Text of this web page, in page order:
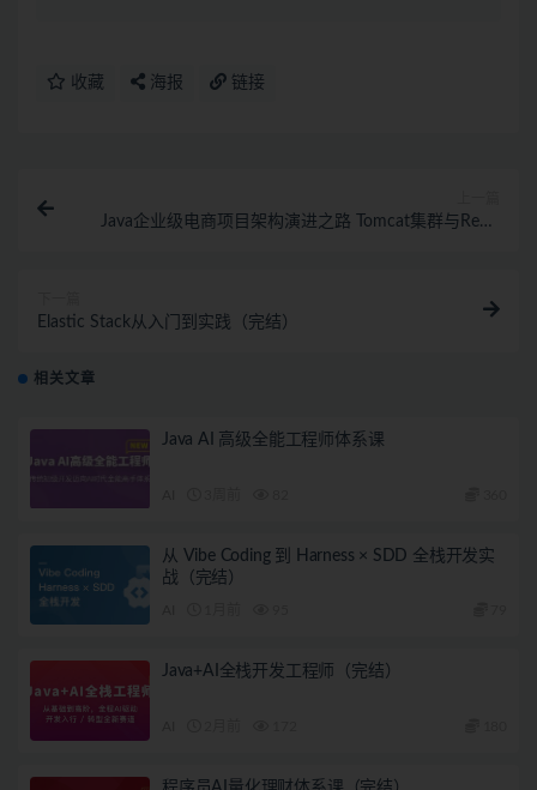
收藏 海报 链接
Java企业级电商项目架构演进之路 Tomcat集群与Redis
Elastic Stack从入门到实践（完结）
相关文章
Java AI 高级全能工程师体系课
从 Vibe Coding 到 Harness × SDD 全栈开发实
战（完结）
Java+AI全栈开发工程师（完结）